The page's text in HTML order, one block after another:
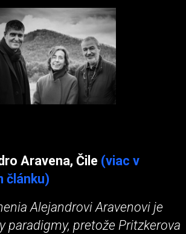
Aravena, Čile (viac v
článku)
Alejandrovi Aravenovi je
paradigmy, pretože Pritzkerova